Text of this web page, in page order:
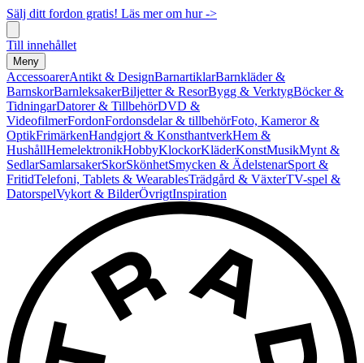
Sälj ditt fordon gratis! Läs mer om hur ->
Till innehållet
Meny
AccessoarerAntikt & DesignBarnartiklarBarnkläder &
BarnskorBarnleksakerBiljetter & ResorBygg & VerktygBöcker &
TidningarDatorer & TillbehörDVD &
VideofilmerFordonFordonsdelar & tillbehörFoto, Kameror &
OptikFrimärkenHandgjort & KonsthantverkHem &
HushållHemelektronikHobbyKlockorKläderKonstMusikMynt &
SedlarSamlarsakerSkorSkönhetSmycken & ÄdelstenarSport &
FritidTelefoni, Tablets & WearablesTrädgård & VäxterTV-spel &
DatorspelVykort & BilderÖvrigtInspiration